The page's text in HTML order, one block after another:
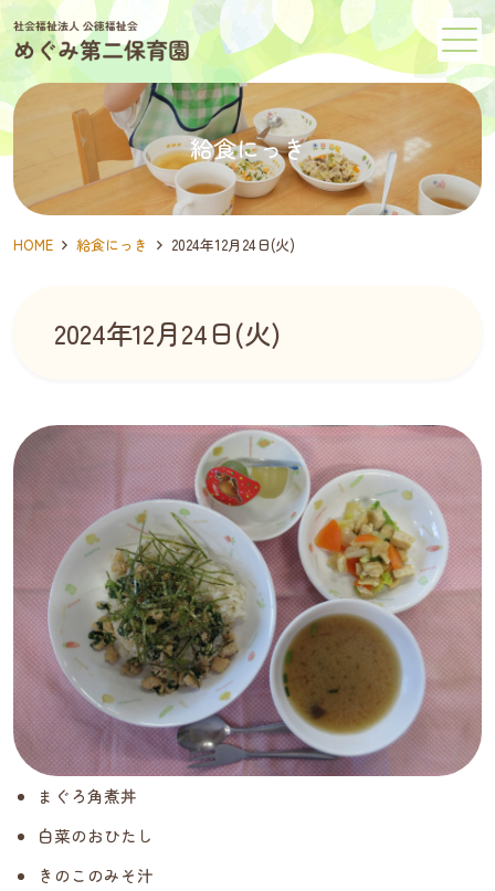
メニュー
給食にっき
HOME 給食にっき 2024年12月24日(火)
2024年12月24日(火)
まぐろ角煮丼
白菜のおひたし
きのこのみそ汁